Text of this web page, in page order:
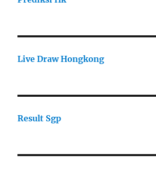
Live Draw Hongkong
Result Sgp